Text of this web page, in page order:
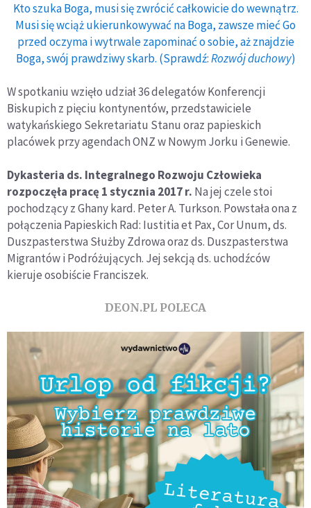
Kto szuka Boga, musi się zwrócić całkowicie do wewnątrz.
Musi się wciąż ukierunkowywać na Boga, zawsze mieć Go
przed oczyma i wytrwale zapominać o sobie, aż znajdzie
Boga, swój prawdziwy skarb. (Sprawdź:Rozwój duchowy)
W spotkaniu wzięło udział 36 delegatów Konferencji
Biskupich z pięciu kontynentów, przedstawiciele
watykańskiego Sekretariatu Stanu oraz papieskich
placówek przy agendach ONZ w Nowym Jorku i Genewie.
Dykasteria ds. Integralnego Rozwoju Człowieka
rozpoczęła pracę 1 stycznia 2017 r. Na jej czele stoi
pochodzący z Ghany kard. Peter A. Turkson. Powstała ona z
połączenia Papieskich Rad: Iustitia et Pax, Cor Unum, ds.
Duszpasterstwa Służby Zdrowa oraz ds. Duszpasterstwa
Migrantów i Podróżujących. Jej sekcją ds. uchodźców
kieruje osobiście Franciszek.
DEON.PL POLECA